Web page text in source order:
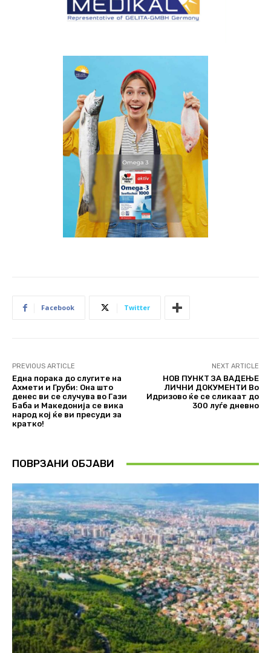
Facebook Twitter
PREVIOUS ARTICLE
Една порака до слугите на
Ахмети и Груби: Она што
денес ви се случува во Гази
Баба и Македонија се вика
народ кој ќе ви пресуди за
кратко!
NEXT ARTICLE
НОВ ПУНКТ ЗА ВАДЕЊЕ
ЛИЧНИ ДОКУМЕНТИ Во
Идризово ќе се сликаат до
300 луѓе дневно
ПОВРЗАНИ ОБЈАВИ